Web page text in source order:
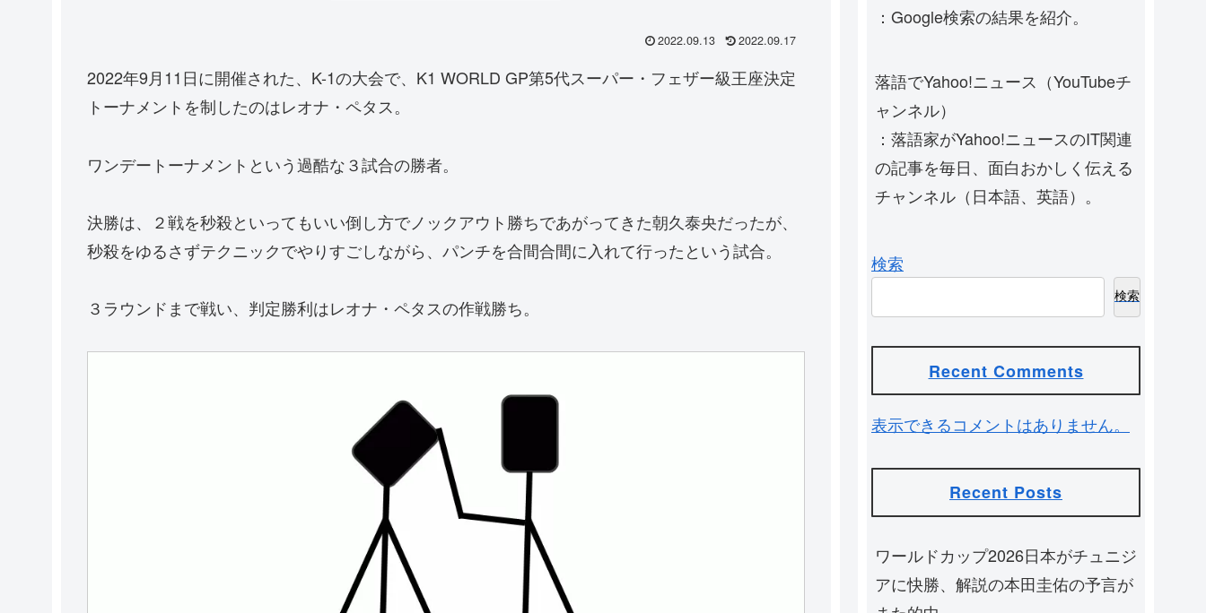
2022.09.13 2022.09.17
2022年9月11日に開催された、K-1の大会で、K1 WORLD GP第5代スーパー・フェザー級王座決定
トーナメントを制したのはレオナ・ペタス。
ワンデートーナメントという過酷な３試合の勝者。
決勝は、２戦を秒殺といってもいい倒し方でノックアウト勝ちであがってきた朝久泰央だったが、
秒殺をゆるさずテクニックでやりすごしながら、パンチを合間合間に入れて行ったという試合。
３ラウンドまで戦い、判定勝利はレオナ・ペタスの作戦勝ち。
：Google検索の結果を紹介。
落語でYahoo!ニュース（YouTubeチ
ャンネル）
：落語家がYahoo!ニュースのIT関連
の記事を毎日、面白おかしく伝える
チャンネル（日本語、英語）。
検索
検索
Recent Comments
表示できるコメントはありません。
Recent Posts
ワールドカップ2026日本がチュニジ
アに快勝、解説の本田圭佑の予言が